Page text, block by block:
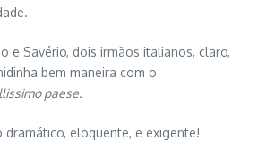
e Savério, dois irmãos italianos, claro,
bem maneira com o
paese.
eloquente, e exigente!